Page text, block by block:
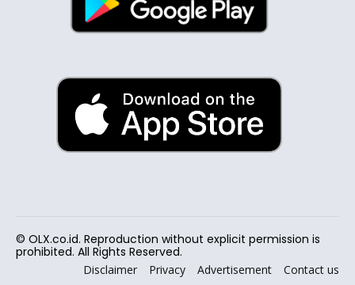
© OLX.co.id. Reproduction without explicit permission is
prohibited. All Rights Reserved.
Disclaimer Privacy Advertisement Contact us